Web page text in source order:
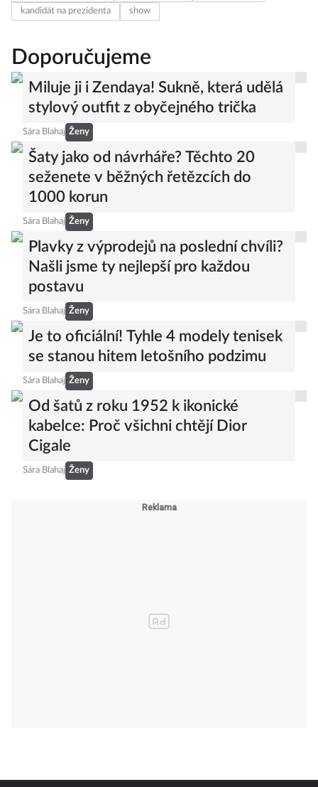
kandidát na prezidenta show
Doporučujeme
Miluje ji i Zendaya! Sukně, která udělá
stylový outfit z obyčejného trička
Sára Blahaj Ženy
Šaty jako od návrháře? Těchto 20
seženete v běžných řetězcích do
1000 korun
Sára Blahaj Ženy
Plavky z výprodejů na poslední chvíli?
Našli jsme ty nejlepší pro každou
postavu
Sára Blahaj Ženy
Je to oficiální! Tyhle 4 modely tenisek
se stanou hitem letošního podzimu
Sára Blahaj Ženy
Od šatů z roku 1952 k ikonické
kabelce: Proč všichni chtějí Dior
Cigale
Sára Blahaj Ženy